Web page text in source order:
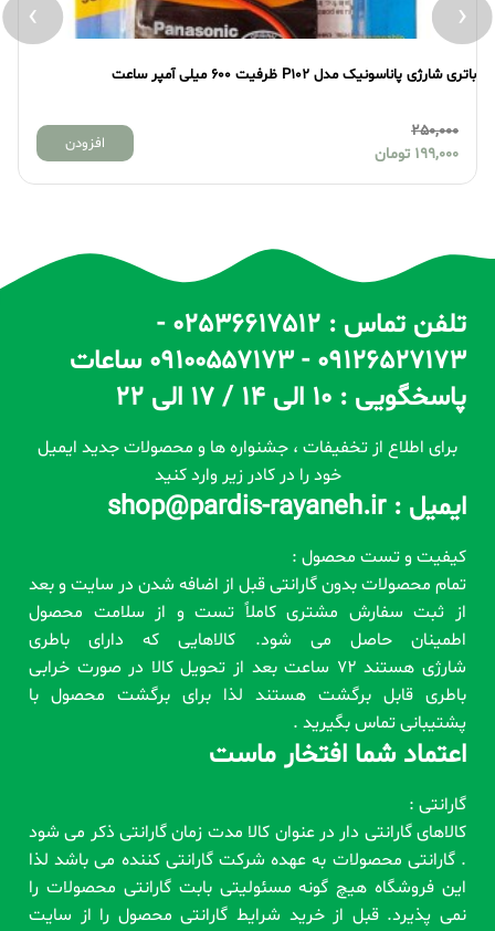
باتری شارژی پاناسونیک مدل P102 ظرفیت 600 میلی آمپر ساعت
250,000
199,000 تومان
افزودن
‹
›
تلفن تماس : 02536617512 -
09126527173 - 09100557173 ساعات
پاسخگویی : 10 الی 14 / 17 الی 22
برای اطلاع از تخفیفات ، جشنواره ها و محصولات جدید ایمیل
خود را در کادر زیر وارد کنید
ایمیل : shop@pardis-rayaneh.ir
کیفیت و تست محصول :
تمام محصولات بدون گارانتی قبل از اضافه شدن در سایت و بعد
از ثبت سفارش مشتری کاملاً تست و از سلامت محصول
اطمینان حاصل می شود. کالاهایی که دارای باطری
شارژی هستند 72 ساعت بعد از تحویل کالا در صورت خرابی
باطری قابل برگشت هستند لذا برای برگشت محصول با
پشتیبانی تماس بگیرید .
اعتماد شما افتخار ماست
گارانتی :
کالاهای گارانتی دار در عنوان کالا مدت زمان گارانتی ذکر می شود
. گارانتی محصولات به عهده شرکت گارانتی کننده می باشد لذا
این فروشگاه هیچ گونه مسئولیتی بابت گارانتی محصولات را
نمی پذیرد. قبل از خرید شرایط گارانتی محصول را از سایت